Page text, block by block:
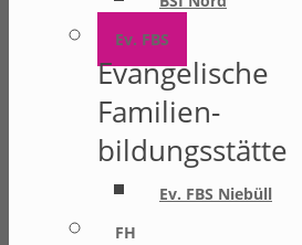
Ev. FBS
Evangelische
Familien-
bildungsstätte
Ev. FBS Niebüll
FH